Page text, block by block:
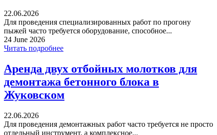
22.06.2026
Для проведения специализированных работ по прогону
пыжей часто требуется оборудование, способное...
24 June 2026
Читать подробнее
Аренда двух отбойных молотков для
демонтажа бетонного блока в
Жуковском
22.06.2026
Для проведения демонтажных работ часто требуется не просто
отдельный инструмент, а комплексное...